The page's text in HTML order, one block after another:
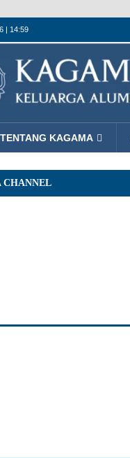
| 14:59
TENTANG KAGAMA
CHANNEL